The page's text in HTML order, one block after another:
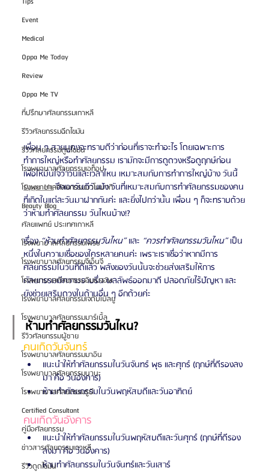
Event
Medical
Oppa Me Today
Review
Oppa Me TV
ที่ปรึกษาศัลยกรรมเกาหลี
รีวิวศัลยกรรมฉีดไขมัน
รีวิวศัลยกรรมดูดไขมัน
โรงพยาบาลศัลยกรรมเอท็อป
โรงพยาบาลศัลยกรรมบาโนบากิ
Beauty Blog
ศัลยแพทย์ ประเทศเกาหลี
โรงพยาบาลศัลยกรรมเฟรช
โรงพยาบาลศัลยกรรมจีเอ็นจี
โรงพยาบาลศัลยกรรมอิมเมจอัพ
โรงพยาบาลศัลยกรรมเจดับเบิลยู
โรงพยาบาลศัลยกรรมมาร์เบิ้ล
รีวิวศัลยกรรมผู้ชาย
โรงพยาบาลศัลยกรรมมาอิน
โรงพยาบาลศัลยกรรมนานะ
โรงพยาบาลศัลยกรรมรูบี
Certified Consultant
คู่มือศัลยกรรม
ข่าวสารศัลยกรรมเกาหลี
รีวิวดูดไขมัน
เพื่อน ๆ สายมูคงจะทราบดีว่าก่อนที่เราจะทำอะไร โดยเฉพาะการ
ทำการใหญ่หรือทำศัลยกรรม เรามักจะมีการดูดวงหรือดูฤกษ์ก่อน
เพื่อให้มั่นใจว่าวันและเวลาไหน เหมาะสมกับการทำการใหญ่บ้าง วันนี้
Oppa Me จึงเอาวันดีวันปัง วันที่เหมาะสมกับการทำศัลยกรรมของคน
ที่เกิดในแต่ละวันมาฝากกันค่ะ และยิ่งไปกว่านั้น เพื่อน ๆ ก็จะทราบด้วย
ว่าห้ามทำศัลยกรรม วันไหนบ้าง!?
เรื่อง “ห้ามทำศัลยกรรมวันไหน” และ “ควรทำศัลยกรรมวันไหน” เป็น
หนึ่งในความเชื่อของใครหลายคนค่ะ เพราะเราเชื่อว่าหากมีการ
ศัลยกรรมในวันที่ดีแล้ว พลังของวันนั้นจะช่วยส่งเสริมให้การ
ศัลยกรรมมีความราบรื่น ผลลัพธ์ออกมาดี ปลอดภัยไร้ปัญหา และ
ยังช่วยเสริมดวงในด้านอื่น ๆ อีกด้วยค่ะ
ห้ามทำศัลยกรรมวันไหน?
คนเกิดวันจันทร์
แนะนำให้ทำศัลยกรรมในวันจันทร์ พุธ และศุกร์ (ฤกษ์ที่ดีรองลง
มา คือ วันอังคาร)
ห้ามทำศัลยกรรมในวันพฤหัสบดีและวันอาทิตย์
คนเกิดวันอังคาร
แนะนำให้ทำศัลยกรรมในวันพฤหัสบดีและวันศุกร์ (ฤกษ์ที่ดีรอง
ลงมา คือ วันอังคาร)
ห้ามทำศัลยกรรมในวันจันทร์และวันเสาร์